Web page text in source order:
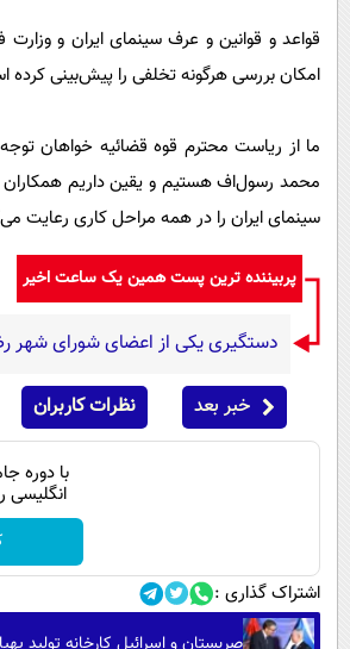
قواعد و قوانین و عرف سینمای ایران و
امکان بررسی هرگونه تخلفی را پیش‌بینی کرده
ما از ریاست محترم قوه قضائیه خواهان
محمد رسول‌اف هستیم و یقین داریم
سینمای ایران را در همه مراحل کاری رعایت
پربیننده ترین پست همین یک ساعت اخیر
دستگیری یکی از اعضای شورای شهر
خبر بعد نظرات کاربران
با دوره
انگلیسی
اشتراک گذاری :